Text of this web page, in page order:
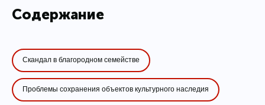
Содержание
Скандал в благородном семействе
Проблемы сохранения объектов культурного наследия